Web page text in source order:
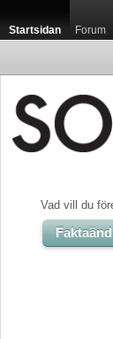
Startsidan Forum
Vad vill du